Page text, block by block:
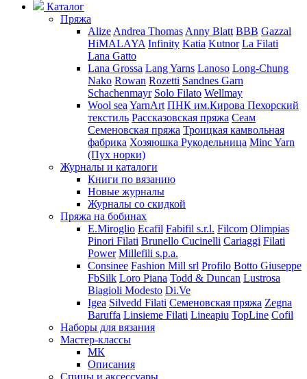
Каталог
Пряжа
Alize Andrea Thomas Anny Blatt BBB Gazzal
HiMALAYA Infinity Katia Kutnor La Filati
Lana Gatto
Lana Grossa Lang Yarns Lanoso Long-Chung
Nako Rowan Rozetti Sandnes Garn
Schachenmayr Solo Filato Wellmay
Wool sea YarnArt ПНК им.Кирова Пехорский
текстиль Рассказовская пряжа Сеам
Семеновская пряжа Троицкая камвольная
фабрика Хозяюшка Рукодельница Minc Yarn
(Пух норки)
Журналы и каталоги
Книги по вязанию
Новые журналы
Журналы со скидкой
Пряжа на бобинах
E.Miroglio Ecafil Fabifil s.r.l. Filcom Olimpias
Pinori Filati Brunello Cucinelli Cariaggi Filati
Power Millefili s.p.a.
Consinee Fashion Mill srl Profilo Botto Giuseppe
FbSilk Loro Piana Todd & Duncan Lustrosa
Biagioli Modesto Di.Ve
Igea Silvedd Filati Семеновская пряжа Zegna
Baruffa Linsieme Filati Lineapiu TopLine Cofil
Наборы для вязания
Мастер-классы
МК
Описания
Спицы и аксессуары